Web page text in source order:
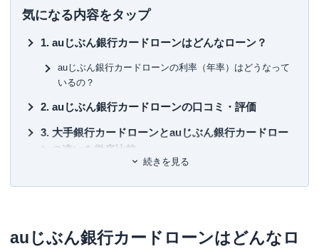
また、外部メディアへの記事執筆や監修、コンサルティン
グ業務を手掛ける。
経営理念「お客様に喜んでいただき、信頼される仕事を目
指します」
気になる内容をタップ
auじぶん銀行カードローンはどんなローン？
auじぶん銀行カードローンの利率（年率）はどうなって
いるの？
auじぶん銀行カードローンの口コミ・評価
大手銀行カードローンとauじぶん銀行カードロー
ンの違いを徹底比較
る人・向いていない人
続きを見る
auじぶん銀行カードローンはどんなロ